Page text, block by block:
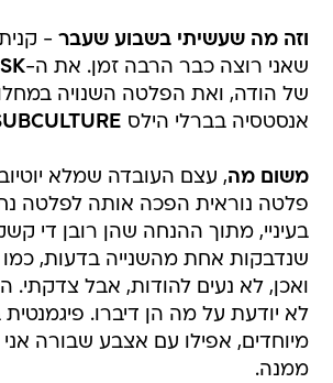
וזה מה שעשיתי בשבוע שעבר -
שאני רוצה כבר הרבה זמן. את ה-
של הודה, ואת הפלטה השנויה
אנסטסיה בברלי הילס
משום מה, עצם העובדה שמלא
פלטה נוראית הפכה אותה לפלטה
בעיניי, מתוך ההנחה שהן רובן די
שנדבקות אחת מהשנייה בדעות,
ואכן, לא נעים להודות, אבל צדקתי.
לא יודעת על מה הן דיברו. פיגמנטית
מיוחדים, אפילו עם אצבע שבורה
ממנה.